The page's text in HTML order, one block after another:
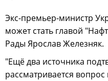
Экс-премьер-министр
может стать главой
Рады Ярослав Железняк.
"Ещё два источника
рассматривается